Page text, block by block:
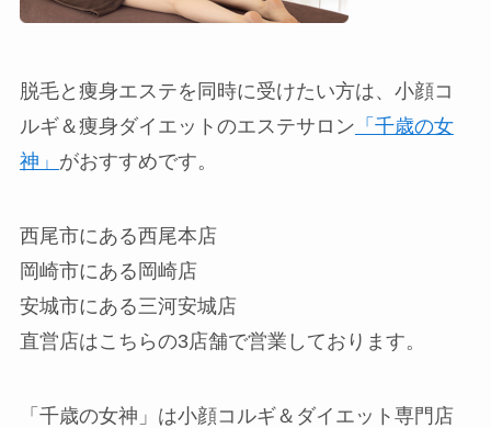
脱毛と痩身エステを同時に受けたい方は、小顔コ
ルギ＆痩身ダイエットのエステサロン 「千歳の女
神」 がおすすめです。
西尾市にある西尾本店
岡崎市にある岡崎店
安城市にある三河安城店
直営店はこちらの3店舗で営業しております。
「千歳の女神」は小顔コルギ＆ダイエット専門店